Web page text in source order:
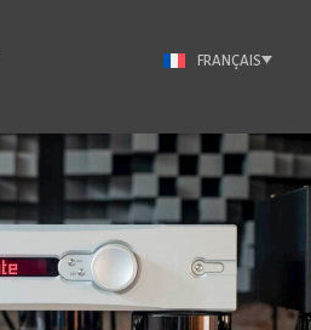
FRANÇAIS